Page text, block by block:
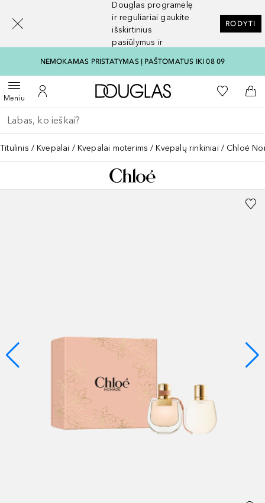
Douglas programėlę
ir reguliariai gaukite
išskirtinius
pasiūlymus ir
RODYTI
NEMOKAMAS PRISTATYMAS Į PAŠTOMATUS IKI 08 09
MeniuAtidaryti meniuĮ mano paskyrą
Į Douglas pagrindinį
Į mano
Į
Grįžk atgal
Vykdykite paiešką
Titulinis Kvepalai Kvepalai moterims Kvepalų rinkiniai Chloé
[navigation.slideout.screenreader]